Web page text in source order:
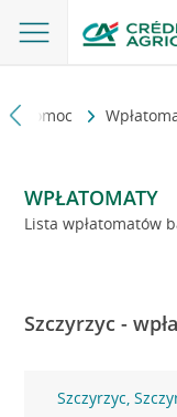
i pomoc
WPŁATOMATY
Lista wpłatomatów
Szczyrzyc -
Szczyrzyc,